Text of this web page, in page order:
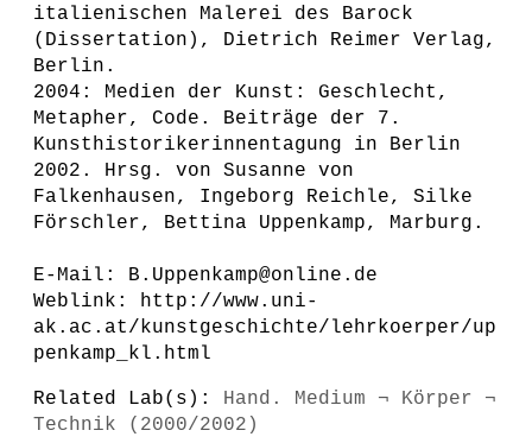
italienischen Malerei des Barock
(Dissertation), Dietrich Reimer Verlag,
Berlin.
2004: Medien der Kunst: Geschlecht,
Metapher, Code. Beiträge der 7.
Kunsthistorikerinnentagung in Berlin
2002. Hrsg. von Susanne von
Falkenhausen, Ingeborg Reichle, Silke
Förschler, Bettina Uppenkamp, Marburg.
E-Mail: B.Uppenkamp@online.de
Weblink: http://www.uni-
ak.ac.at/kunstgeschichte/lehrkoerper/up
penkamp_kl.html
Related Lab(s): Hand. Medium ¬ Körper ¬
Technik (2000/2002)